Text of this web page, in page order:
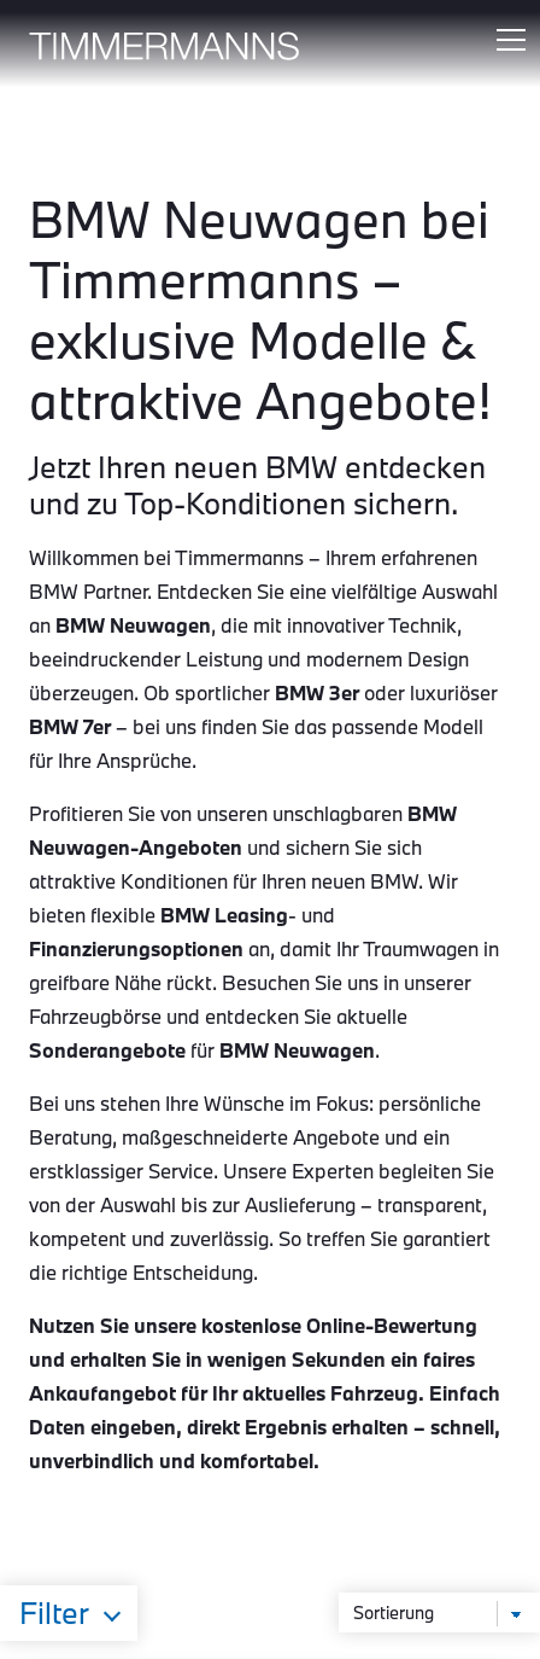
BMW Neuwagen bei
Timmermanns –
exklusive Modelle &
attraktive Angebote!
Jetzt Ihren neuen BMW entdecken
und zu Top-Konditionen sichern.
Willkommen bei Timmermanns – Ihrem erfahrenen
BMW Partner. Entdecken Sie eine vielfältige Auswahl
an BMW Neuwagen, die mit innovativer Technik,
beeindruckender Leistung und modernem Design
überzeugen. Ob sportlicher BMW 3eroder luxuriöser
BMW 7er– bei uns finden Sie das passende Modell
für Ihre Ansprüche.
Profitieren Sie von unseren unschlagbaren BMW
Neuwagen-Angeboten und sichern Sie sich
attraktive Konditionen für Ihren neuen BMW. Wir
bieten flexible BMW Leasing- und
Finanzierungsoptionen an, damit Ihr Traumwagen in
greifbare Nähe rückt. Besuchen Sie uns in unserer
Fahrzeugbörse und entdecken Sie aktuelle
Sonderangebote für BMW Neuwagen.
Bei uns stehen Ihre Wünsche im Fokus: persönliche
Beratung, maßgeschneiderte Angebote und ein
erstklassiger Service. Unsere Experten begleiten Sie
von der Auswahl bis zur Auslieferung – transparent,
kompetent und zuverlässig. So treffen Sie garantiert
die richtige Entscheidung.
Nutzen Sie unsere kostenlose Online-Bewertung
und erhalten Sie in wenigen Sekunden ein faires
Ankaufangebot für Ihr aktuelles Fahrzeug. Einfach
Daten eingeben, direkt Ergebnis erhalten – schnell,
unverbindlich und komfortabel.
Filter